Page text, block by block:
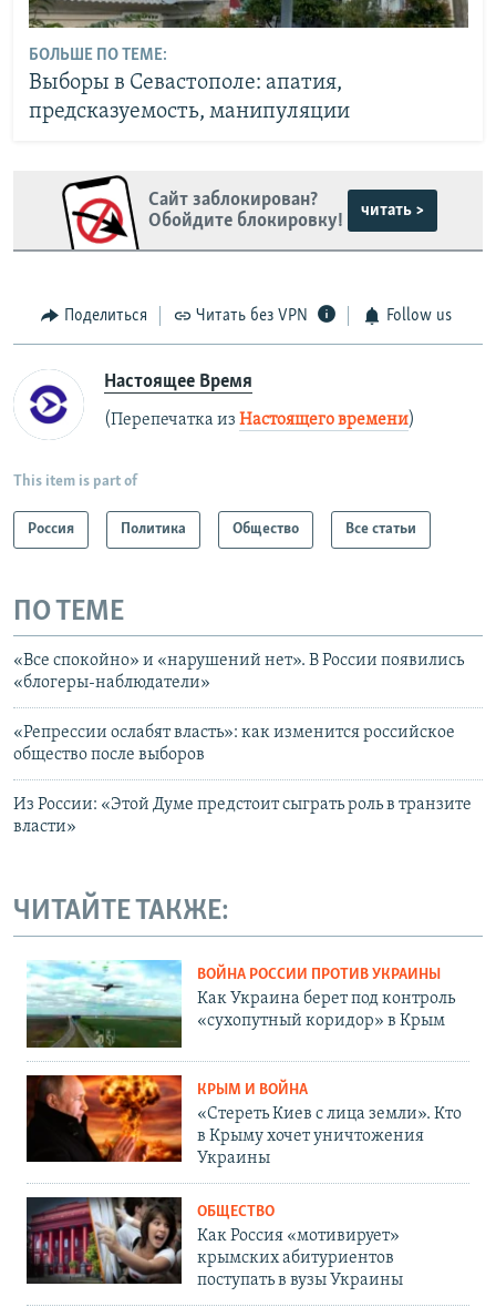
БОЛЬШЕ ПО ТЕМЕ:
Выборы в Севастополе: апатия,
предсказуемость, манипуляции
Сайт заблокирован?
Обойдите блокировку!
читать >
Поделиться Читать без VPN Follow us
Настоящее Время
(Перепечатка из Настоящего времени)
This item is part of
Россия Политика Общество Все статьи
ПО ТЕМЕ
«Все спокойно» и «нарушений нет». В России появились
«блогеры-наблюдатели»
«Репрессии ослабят власть»: как изменится российское
общество после выборов
Из России: «Этой Думе предстоит сыграть роль в транзите
власти»
ЧИТАЙТЕ ТАКЖЕ:
ВОЙНА РОССИИ ПРОТИВ УКРАИНЫ
Как Украина берет под контроль
«сухопутный коридор» в Крым
КРЫМ И ВОЙНА
«Стереть Киев с лица земли». Кто
в Крыму хочет уничтожения
Украины
ОБЩЕСТВО
Как Россия «мотивирует»
крымских абитуриентов
поступать в вузы Украины